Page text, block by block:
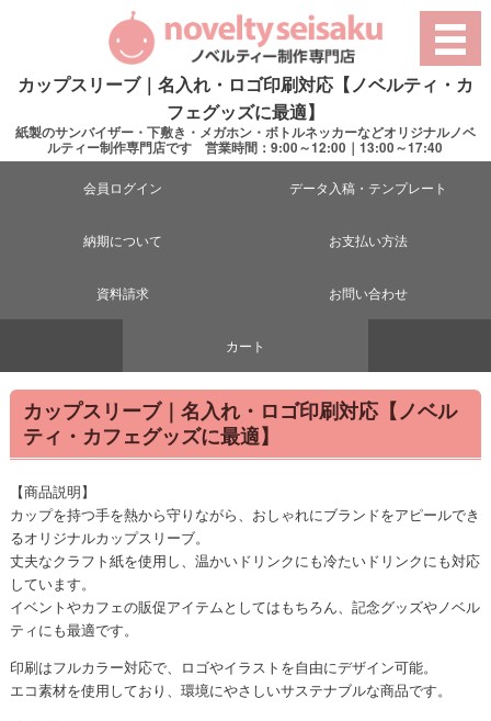
カップスリーブ｜名入れ・ロゴ印刷対応【ノベルティ・カ
フェグッズに最適】
紙製のサンバイザー・下敷き・メガホン・ボトルネッカーなどオリジナルノベ
ルティー制作専門店です 営業時間：9:00～12:00｜13:00～17:40
会員ログイン データ入稿・テンプレート
納期について お支払い方法
資料請求 お問い合わせ
カート
カップスリーブ｜名入れ・ロゴ印刷対応【ノベル
ティ・カフェグッズに最適】
【商品説明】
カップを持つ手を熱から守りながら、おしゃれにブランドをアピールでき
るオリジナルカップスリーブ。
丈夫なクラフト紙を使用し、温かいドリンクにも冷たいドリンクにも対応
しています。
イベントやカフェの販促アイテムとしてはもちろん、記念グッズやノベル
ティにも最適です。
印刷はフルカラー対応で、ロゴやイラストを自由にデザイン可能。
エコ素材を使用しており、環境にやさしいサステナブルな商品です。